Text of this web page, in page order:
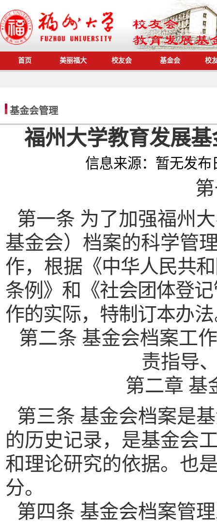
首页 美丽福大 校友会 基金会 校
基金会管理
福州大学教育发展
信息来源： 暂无发布
第一条 为了加强福州
基金会）档案的科学管
作，根据 《中华人民共
条例》和《社会团体登
作的实际，特制订本办
第二条 基金会档案工
责指导
第二章 基
第三条 基金会档案是
的历史记录，是基金会
和理论研究的依据。也
分。
第四条 基金会档案管